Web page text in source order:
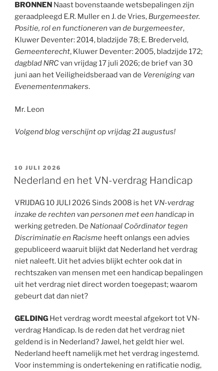
BRONNEN Naast bovenstaande wetsbepalingen zijn
geraadpleegd E.R. Muller en J. de Vries, Burgemeester.
Positie, rol en functioneren van de burgemeester,
Kluwer Deventer: 2014, bladzijde 78; E. Brederveld,
Gemeenterecht, Kluwer Deventer: 2005, bladzijde 172;
dagblad NRCvan vrijdag 17 juli 2026; de brief van 30
juni aan het Veiligheidsberaad van de Vereniging van
Evenementenmakers.
Mr. Leon
Volgend blog verschijnt op vrijdag 21 augustus!
GEPLAATST
OP
10 JULI 2026
Nederland en het VN-verdrag Handicap
VRIJDAG 10 JULI 2026 Sinds 2008 is het VN-verdrag
inzake de rechten van personen met een handicap in
werking getreden. De Nationaal Coördinator tegen
Discriminatie en Racisme heeft onlangs een advies
gepubliceerd waaruit blijkt dat Nederland het verdrag
niet naleeft. Uit het advies blijkt echter ook dat in
rechtszaken van mensen met een handicap bepalingen
uit het verdrag niet direct worden toegepast; waarom
gebeurt dat dan niet?
GELDING Het verdrag wordt meestal afgekort tot VN-
verdrag Handicap. Is de reden dat het verdrag niet
geldend is in Nederland? Jawel, het geldt hier wel.
Nederland heeft namelijk met het verdrag ingestemd.
Voor instemming is ondertekening en ratificatie nodig,